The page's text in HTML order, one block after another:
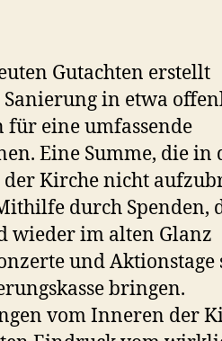
Gutachten erstellt
in etwa
für eine umfassende
Eine Summe, die in
Kirche nicht
durch Spenden,
wieder im alten Glanz
und Aktionstage
bringen.
vom Inneren der